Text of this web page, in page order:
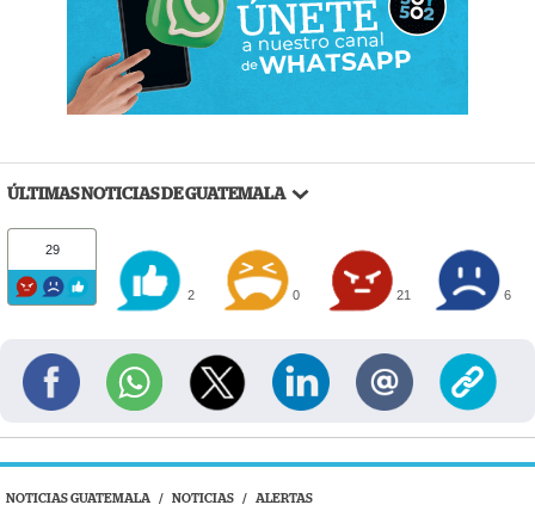
ÚLTIMAS NOTICIAS DE GUATEMALA
29
2 0 21 6
NOTICIAS GUATEMALA / NOTICIAS / ALERTAS